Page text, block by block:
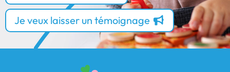
Je veux laisser un témoignage